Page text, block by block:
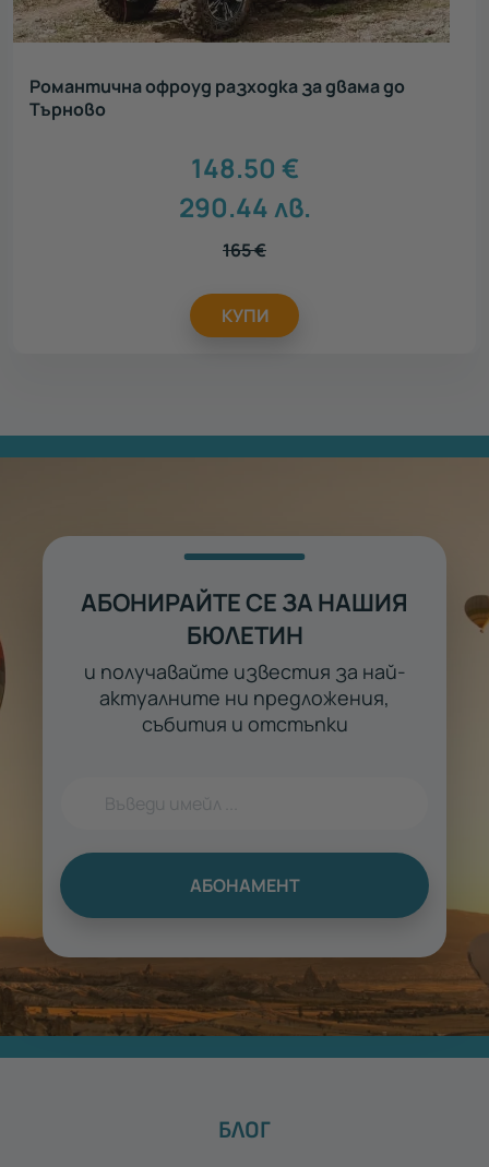
Романтична офроуд разходка за двама до
Търново
148.50 €
290.44лв.
165€
КУПИ
АБОНИРАЙТЕ СЕ ЗА НАШИЯ
БЮЛЕТИН
и получавайте известия за най-
актуалните ни предложения,
събития и отстъпки
АБОНАМЕНТ
БЛОГ